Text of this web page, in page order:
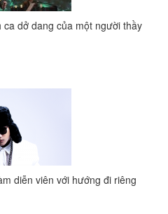
dở dang của một người thầy
diễn viên với hướng đi riêng